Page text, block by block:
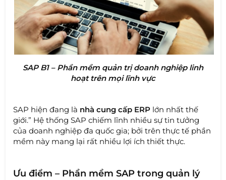
SAP B1 – Phần mềm quản trị doanh nghiệp linh
hoạt trên mọi lĩnh vực
SAP hiện đang là nhà cung cấp ERP lớn nhất thế
giới.” Hệ thống SAP chiếm lĩnh nhiều sự tin tưởng
của doanh nghiệp đa quốc gia; bởi trên thực tế phần
mềm này mang lại rất nhiều lợi ích thiết thực.
Ưu điểm – Phần mềm SAP trong quản lý